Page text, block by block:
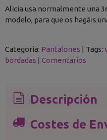
Alicia usa normalmente una
modelo, para que os hagáis
Categoría: Pantalones | Tags:
bordadas | Comentarios
Descripción
Costes de